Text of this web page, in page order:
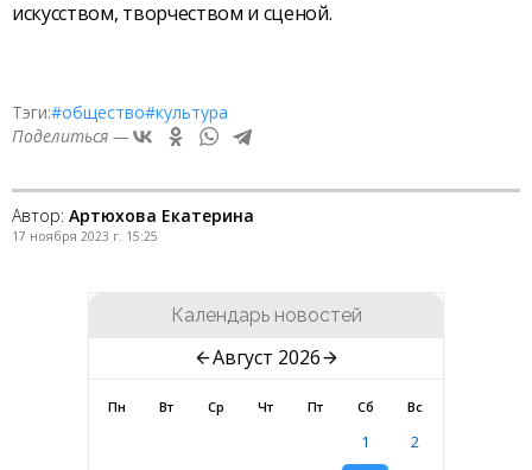
искусством, творчеством и сценой.
Тэги:#общество#культура
Поделиться —
Автор: Артюхова Екатерина
17 ноября 2023 г. 15:25
Календарь новостей
Август 2026
Пн Вт Ср Чт Пт Сб Вс
1
2